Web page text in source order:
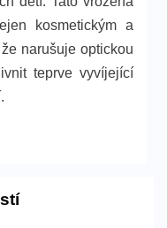
kosmetickým a
narušuje optickou
teprve vyvíjející